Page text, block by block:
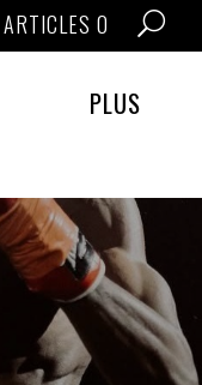
ARTICLES 0
PLUS